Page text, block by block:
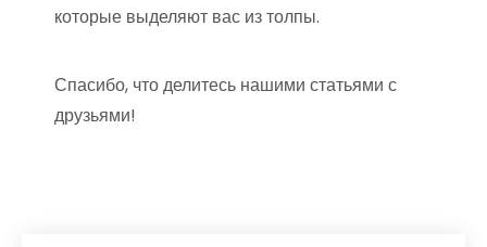
которые выделяют вас из толпы.
Спасибо, что делитесь нашими статьями с
друзьями!